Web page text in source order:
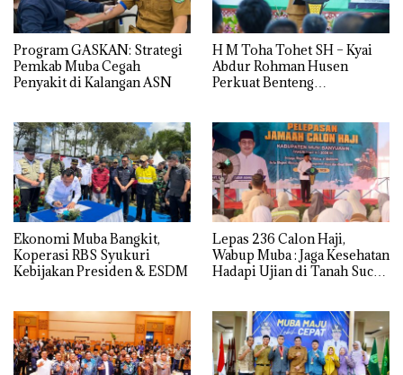
Program GASKAN: Strategi
Pemkab Muba Cegah
Penyakit di Kalangan ASN
H M Toha Tohet SH – Kyai
Abdur Rohman Husen
Perkuat Benteng
Ekonomi Muba Bangkit,
Koperasi RBS Syukuri
Kebijakan Presiden & ESDM
Lepas 236 Calon Haji,
Wabup Muba : Jaga Kesehatan
Hadapi Ujian di Tanah Suci